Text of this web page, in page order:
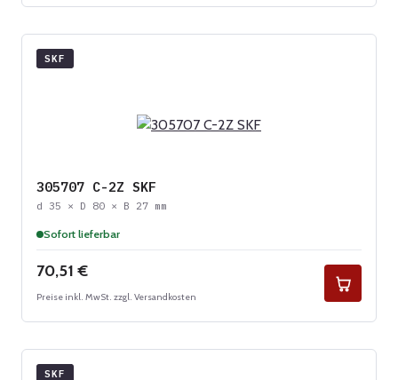
SKF
305707 C-2Z SKF
d 35 × D 80 × B 27 mm
Sofort lieferbar
Regulärer Preis:
70,51 €
Preise inkl. MwSt. zzgl. Versandkosten
SKF